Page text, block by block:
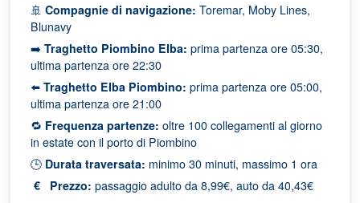
🚢Compagnie di navigazione: Toremar, Moby Lines,
Blunavy
➡️Traghetto Piombino Elba: prima partenza ore 05:30,
ultima partenza ore 22:30
⬅️Traghetto Elba Piombino: prima partenza ore 05:00,
ultima partenza ore 21:00
🔁 Frequenza partenze: oltre 100 collegamenti al giorno
in estate con il porto di Piombino
🕒 Durata traversata: minimo 30 minuti, massimo 1 ora
€ Prezzo: passaggio adulto da 8,99€, auto da 40,43€